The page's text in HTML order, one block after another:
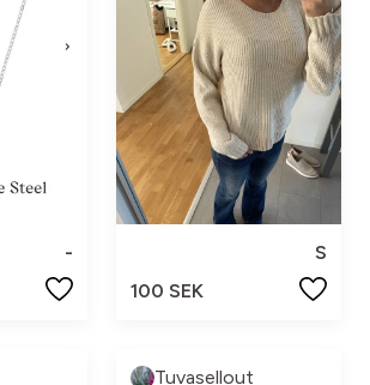
-
S
100 SEK
Tuvasellout